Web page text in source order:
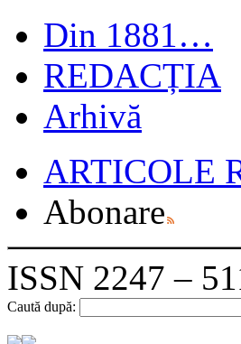
Din 1881…
REDACȚIA
Arhivă
ARTICOLE
Abonare
ISSN 2247 –
Caută după: